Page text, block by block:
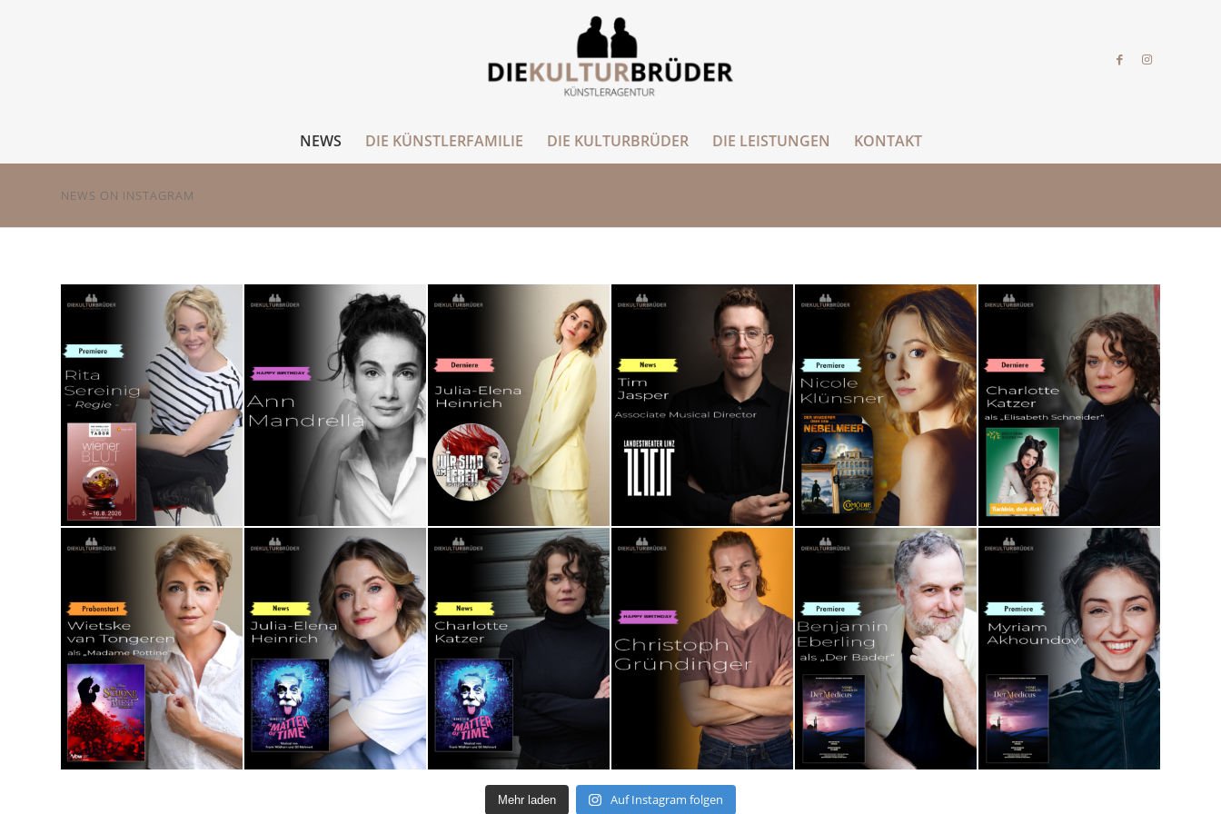
NEWS DIE KÜNSTLERFAMILIE DIE KULTURBRÜDER DIE LEISTUNGEN KONTAKT
NEWS ON INSTAGRAM
Mehr laden Auf Instagram folgen